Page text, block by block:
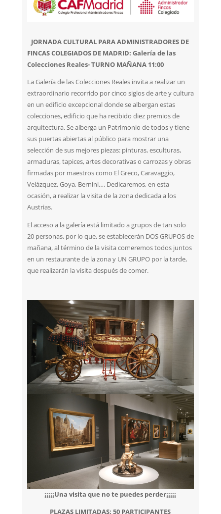
JORNADA CULTURAL PARA ADMINISTRADORES DE
FINCAS COLEGIADOS DE MADRID: Galería de las
Colecciones Reales- TURNO MAÑANA 11:00
La Galería de las Colecciones Reales invita a realizar un
extraordinario recorrido por cinco siglos de arte y cultura
en un edificio excepcional donde se albergan estas
colecciones, edificio que ha recibido diez premios de
arquitectura. Se alberga un Patrimonio de todos y tiene
sus puertas abiertas al público para mostrar una
selección de sus mejores piezas: pinturas, esculturas,
armaduras, tapices, artes decorativas o carrozas y obras
firmadas por maestros como El Greco, Caravaggio,
Velázquez, Goya, Bernini…. Dedicaremos, en esta
ocasión, a realizar la visita de la zona dedicada a los
Austrias.
El acceso a la galería está limitado a grupos de tan solo
20 personas, por lo que, se establecerán DOS GRUPOS de
mañana, al término de la visita comeremos todos juntos
en un restaurante de la zona y UN GRUPO por la tarde,
que realizarán la visita después de comer.
¡¡¡¡¡Una visita que no te puedes perder¡¡¡¡¡
PLAZAS LIMITADAS: 50 PARTICIPANTES